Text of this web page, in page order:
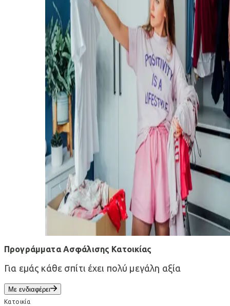
Προγράμματα Ασφάλισης Κατοικίας
Για εμάς κάθε σπίτι έχει πολύ μεγάλη αξία
Με ενδιαφέρει
Κατοικία